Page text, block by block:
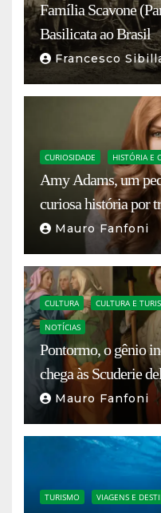
Família Scavone
Basilicata ao Brasil
Francesco
CURIOSIDADE HISTÓRIA E
Amy Adams, um
curiosa história por
Mauro Fanfoni
CULTURA CULTURA E
NOTÍCIAS
Pontormo, o gênio
chega às Scuderie
Mauro Fanfoni
TURISMO VIAGENS E